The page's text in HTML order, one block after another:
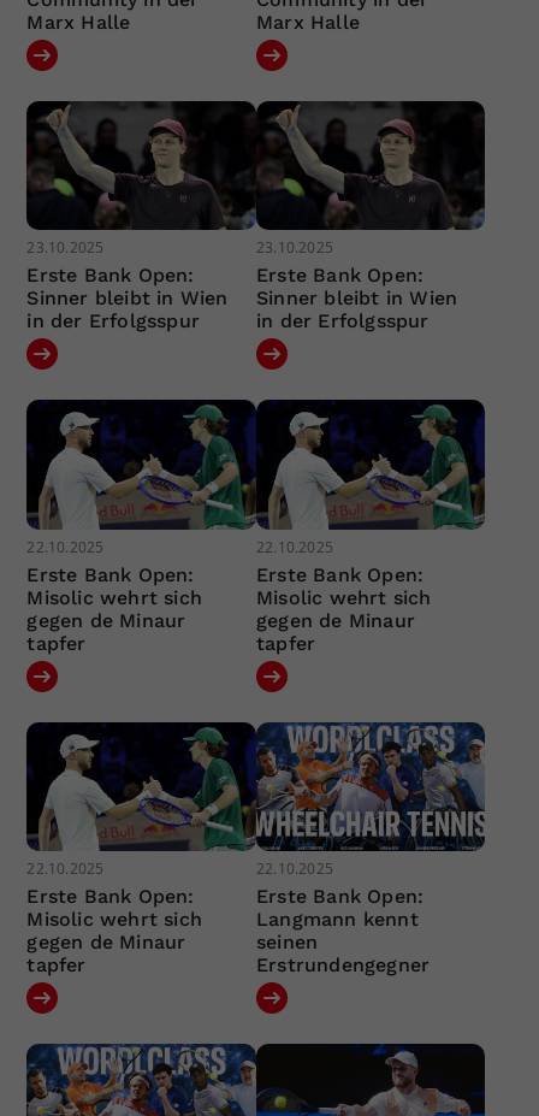
Marx Halle
Marx Halle
23.10.2025
Erste Bank Open:
Sinner bleibt in Wien
in der Erfolgsspur
23.10.2025
Erste Bank Open:
Sinner bleibt in Wien
in der Erfolgsspur
22.10.2025
Erste Bank Open:
Misolic wehrt sich
gegen de Minaur
tapfer
22.10.2025
Erste Bank Open:
Misolic wehrt sich
gegen de Minaur
tapfer
22.10.2025
Erste Bank Open:
Misolic wehrt sich
gegen de Minaur
tapfer
22.10.2025
Erste Bank Open:
Langmann kennt
seinen
Erstrundengegner